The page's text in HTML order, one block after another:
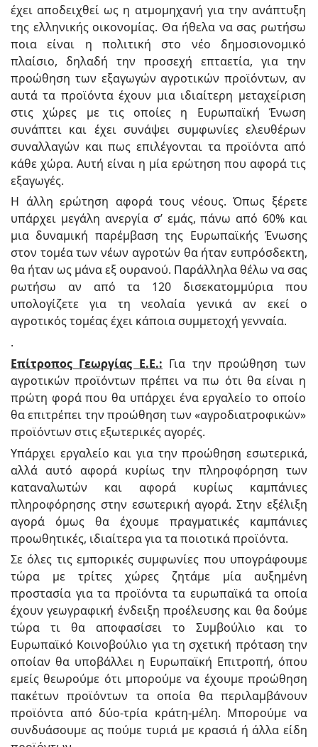
έχει αποδειχθεί ως η ατμομηχανή για την ανάπτυξη
της ελληνικής οικονομίας. Θα ήθελα να σας ρωτήσω
ποια είναι η πολιτική στο νέο δημοσιονομικό
πλαίσιο, δηλαδή την προσεχή επταετία, για την
προώθηση των εξαγωγών αγροτικών προϊόντων, αν
αυτά τα προϊόντα έχουν μια ιδιαίτερη μεταχείριση
στις χώρες με τις οποίες η Ευρωπαϊκή Ένωση
συνάπτει και έχει συνάψει συμφωνίες ελευθέρων
συναλλαγών και πως επιλέγονται τα προϊόντα από
κάθε χώρα. Αυτή είναι η μία ερώτηση που αφορά τις
εξαγωγές.
Η άλλη ερώτηση αφορά τους νέους. Όπως ξέρετε
υπάρχει μεγάλη ανεργία σ’ εμάς, πάνω από 60% και
μια δυναμική παρέμβαση της Ευρωπαϊκής Ένωσης
στον τομέα των νέων αγροτών θα ήταν ευπρόσδεκτη,
θα ήταν ως μάνα εξ ουρανού. Παράλληλα θέλω να σας
ρωτήσω αν από τα 120 δισεκατομμύρια που
υπολογίζετε για τη νεολαία γενικά αν εκεί ο
αγροτικός τομέας έχει κάποια συμμετοχή γενναία.
.
Επίτροπος Γεωργίας Ε.Ε.: Για την προώθηση των
αγροτικών προϊόντων πρέπει να πω ότι θα είναι η
πρώτη φορά που θα υπάρχει ένα εργαλείο το οποίο
θα επιτρέπει την προώθηση των «αγροδιατροφικών»
προϊόντων στις εξωτερικές αγορές.
Υπάρχει εργαλείο και για την προώθηση εσωτερικά,
αλλά αυτό αφορά κυρίως την πληροφόρηση των
καταναλωτών και αφορά κυρίως καμπάνιες
πληροφόρησης στην εσωτερική αγορά. Στην εξέλιξη
αγορά όμως θα έχουμε πραγματικές καμπάνιες
προωθητικές, ιδιαίτερα για τα ποιοτικά προϊόντα.
Σε όλες τις εμπορικές συμφωνίες που υπογράφουμε
τώρα με τρίτες χώρες ζητάμε μία αυξημένη
προστασία για τα προϊόντα τα ευρωπαϊκά τα οποία
έχουν γεωγραφική ένδειξη προέλευσης και θα δούμε
τώρα τι θα αποφασίσει το Συμβούλιο και το
Ευρωπαϊκό Κοινοβούλιο για τη σχετική πρόταση την
οποίαν θα υποβάλλει η Ευρωπαϊκή Επιτροπή, όπου
εμείς θεωρούμε ότι μπορούμε να έχουμε προώθηση
πακέτων προϊόντων τα οποία θα περιλαμβάνουν
προϊόντα από δύο-τρία κράτη-μέλη. Μπορούμε να
συνδυάσουμε ας πούμε τυριά με κρασιά ή άλλα είδη